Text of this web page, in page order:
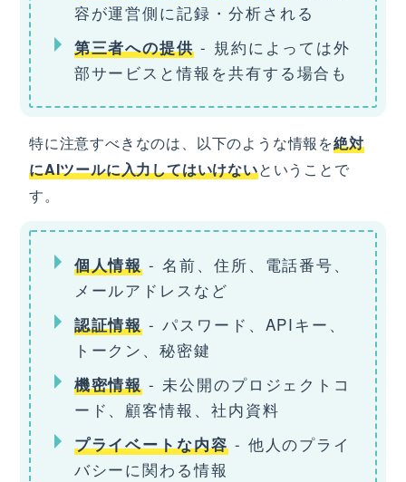
容が運営側に記録・分析される
第三者への提供 - 規約によっては外
部サービスと情報を共有する場合も
特に注意すべきなのは、以下のような情報を絶対
にAIツールに入力してはいけないということで
す。
個人情報 - 名前、住所、電話番号、
メールアドレスなど
認証情報 - パスワード、APIキー、
トークン、秘密鍵
機密情報 - 未公開のプロジェクトコ
ード、顧客情報、社内資料
プライベートな内容- 他人のプライ
バシーに関わる情報